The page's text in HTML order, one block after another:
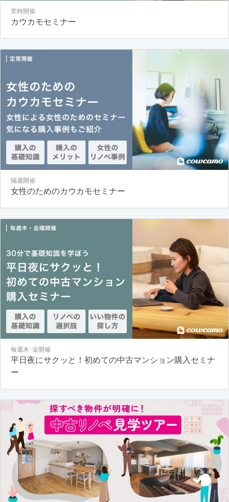
常時開催
カウカモセミナー
隔週開催
女性のためのカウカモセミナー
毎週木･金開催
平日夜にサクッと！初めての中古マンション購入セミナ
ー